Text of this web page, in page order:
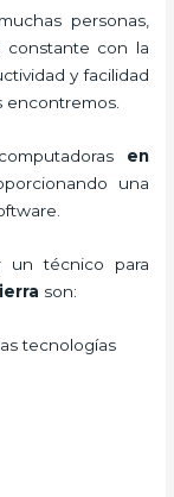
personas,
constante con la
y facilidad
encontremos.
en
una
un técnico para
son:
tecnologías